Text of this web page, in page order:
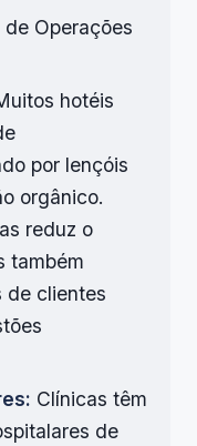
Operações
hotéis
por lençóis
orgânico.
reduz o
também
de clientes
Clínicas têm
de